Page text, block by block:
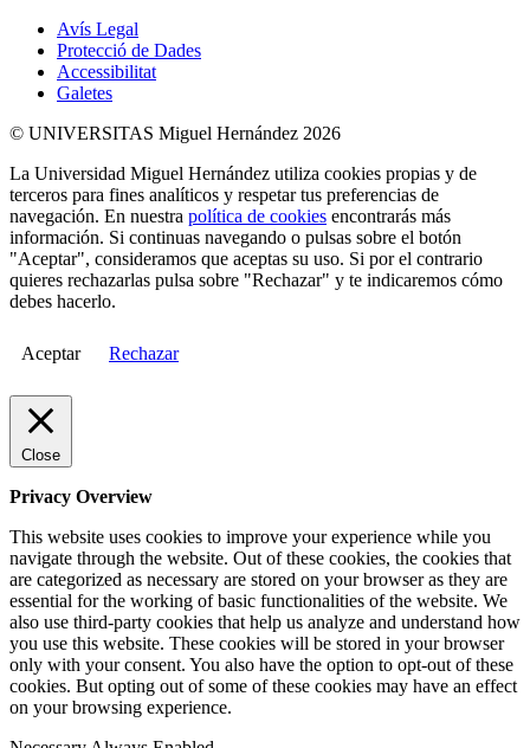
Avís Legal
Protecció de Dades
Accessibilitat
Galetes
© UNIVERSITAS Miguel Hernández 2026
La Universidad Miguel Hernández utiliza cookies propias y de
terceros para fines analíticos y respetar tus preferencias de
navegación. En nuestra política de cookies encontrarás más
información. Si continuas navegando o pulsas sobre el botón
"Aceptar", consideramos que aceptas su uso. Si por el contrario
quieres rechazarlas pulsa sobre "Rechazar" y te indicaremos cómo
debes hacerlo.
Aceptar Rechazar
Close
Privacy Overview
This website uses cookies to improve your experience while you
navigate through the website. Out of these cookies, the cookies that
are categorized as necessary are stored on your browser as they are
essential for the working of basic functionalities of the website. We
also use third-party cookies that help us analyze and understand how
you use this website. These cookies will be stored in your browser
only with your consent. You also have the option to opt-out of these
cookies. But opting out of some of these cookies may have an effect
on your browsing experience.